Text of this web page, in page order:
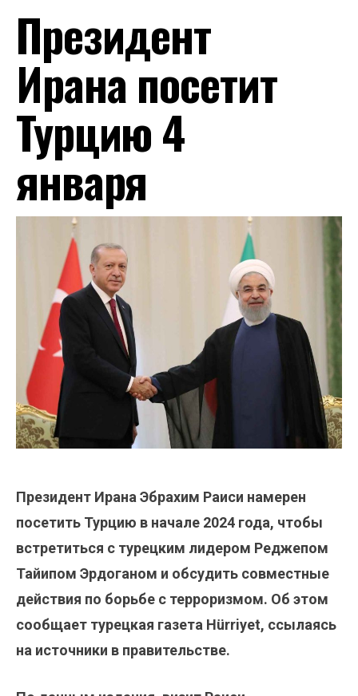
Президент
Ирана посетит
Турцию 4
января
Президент Ирана Эбрахим Раиси намерен
посетить Турцию в начале 2024 года, чтобы
встретиться с турецким лидером Реджепом
Тайипом Эрдоганом и обсудить совместные
действия по борьбе с терроризмом. Об этом
сообщает турецкая газета Hürriyet, ссылаясь
на источники в правительстве.